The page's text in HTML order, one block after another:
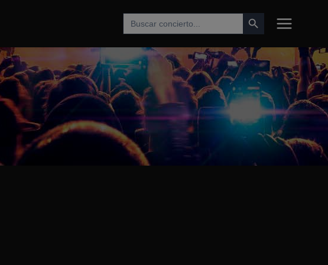
Buscar: Botón de búsqueda